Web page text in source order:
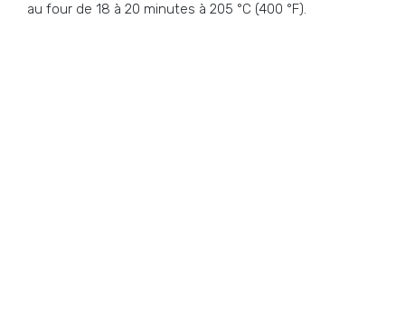
au four de 18 à 20 minutes à 205 °C (400 °F).